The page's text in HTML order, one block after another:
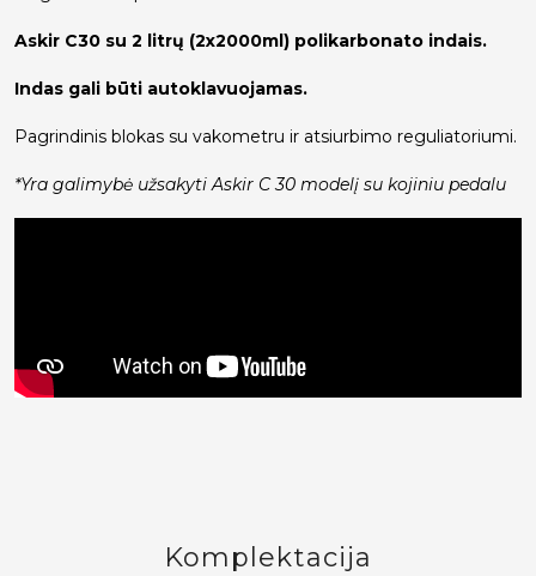
Askir C30 su 2 litrų (2x2000ml) polikarbonato indais.
Indas gali būti autoklavuojamas.
Pagrindinis blokas su vakometru ir atsiurbimo reguliatoriumi.
*Yra galimybė užsakyti Askir C 30 modelį su kojiniu pedalu
Komplektacija